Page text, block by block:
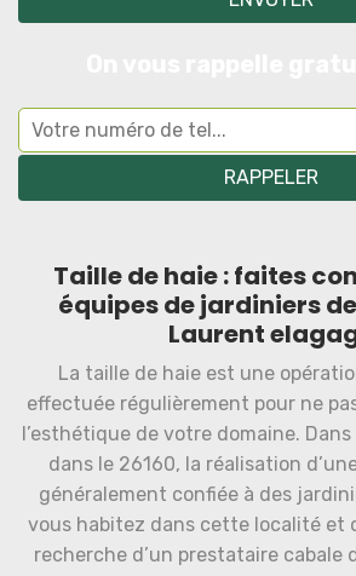
Taille de haie : faites
équipes de jardiniers
Laurent
La taille de haie est une
effectuée régulièrement pour ne
l’esthétique de votre domaine.
dans le 26160, la réalisation
généralement confiée à des
vous habitez dans cette localité et
recherche d’un prestataire cabale